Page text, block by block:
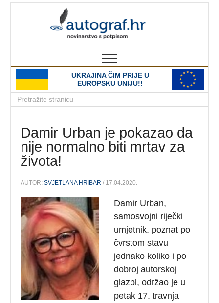
UKRAJINA ČIM PRIJE U
EUROPSKU UNIJU!!
Damir Urban je pokazao da
nije normalno biti mrtav za
života!
AUTOR:SVJETLANA HRIBAR / 17.04.2020.
Damir Urban,
samosvojni riječki
umjetnik, poznat po
čvrstom stavu
jednako koliko i po
dobroj autorskoj
glazbi, održao je u
petak 17. travnja